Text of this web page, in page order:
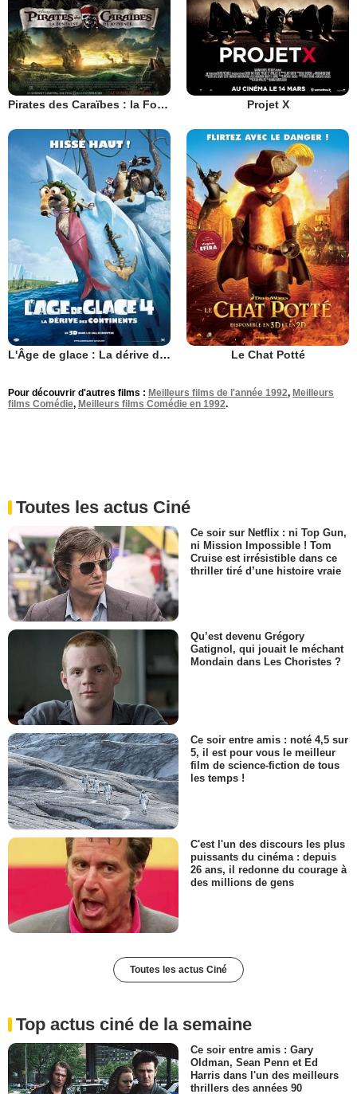
Pirates des Caraïbes : la Fontaine de Jouvence Projet X
L'Âge de glace : La dérive des continents Le Chat Potté
Pour découvrir d'autres films : Meilleurs films de l'année 1992, Meilleurs
films Comédie, Meilleurs films Comédie en 1992.
Toutes les actus Ciné
Ce soir sur Netflix : ni Top Gun,
ni Mission Impossible ! Tom
Cruise est irrésistible dans ce
thriller tiré d’une histoire vraie
Qu’est devenu Grégory
Gatignol, qui jouait le méchant
Mondain dans Les Choristes ?
Ce soir entre amis : noté 4,5 sur
5, il est pour vous le meilleur
film de science-fiction de tous
les temps !
C'est l'un des discours les plus
puissants du cinéma : depuis
26 ans, il redonne du courage à
des millions de gens
Toutes les actus Ciné
Top actus ciné de la semaine
Ce soir entre amis : Gary
Oldman, Sean Penn et Ed
Harris dans l'un des meilleurs
thrillers des années 90